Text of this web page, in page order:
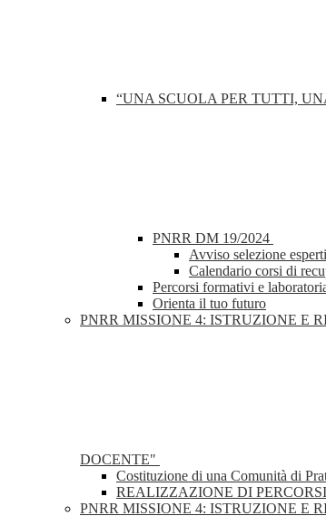
“UNA SCUOLA PER TUTTI,
PNRR DM 19/2024
Avviso selezione
Calendario corsi di
Percorsi formativi e
Orienta il tuo futuro
PNRR MISSIONE 4: ISTRUZIONE E
DOCENTE"
Costituzione di una Comunità di
REALIZZAZIONE DI
PNRR MISSIONE 4: ISTRUZIONE E